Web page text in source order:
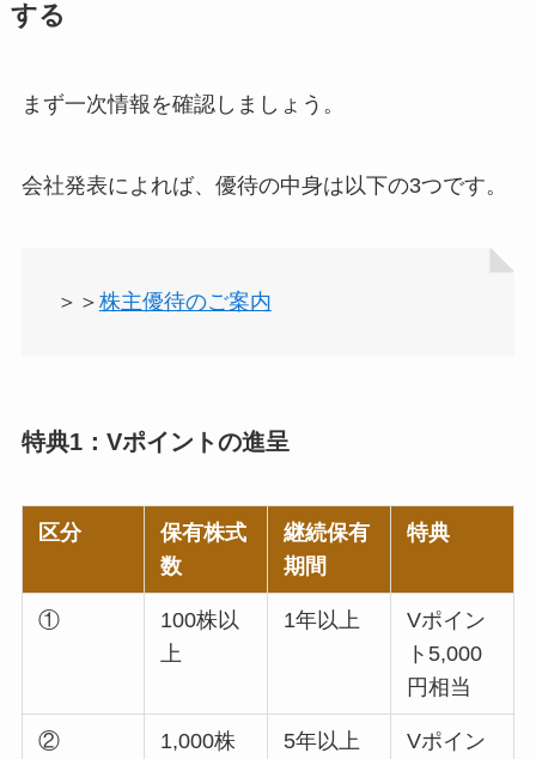
する
まず一次情報を確認しましょう。
会社発表によれば、優待の中身は以下の3つです。
＞＞ 株主優待のご案内
特典1：Vポイントの進呈
区分
保有株式
数
継続保有
期間
特典
①
100株以
上
1年以上
Vポイン
ト5,000
円相当
②
1,000株
5年以上
Vポイン